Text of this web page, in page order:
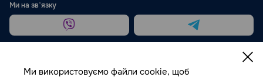
Ми на звʼязку
Ми використовуємо файли cookie, щоб